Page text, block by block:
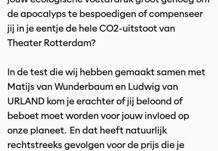
de apocalyps te bespoedigen of compenseer
jij in je eentje de hele CO2-uitstoot van
Theater Rotterdam?
In de test die wij hebben gemaakt samen met
Matijs van Wunderbaum en Ludwig van
URLAND kom je erachter of jij beloond of
beboet moet worden voor jouw invloed op
onze planeet. En dat heeft natuurlijk
rechtstreeks gevolgen voor de prijs die je